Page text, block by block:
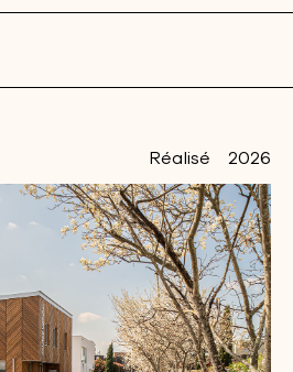
Réalisé 2026